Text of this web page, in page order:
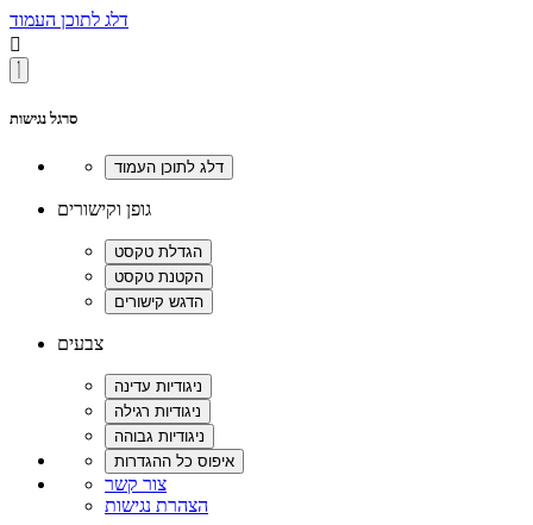
דלג לתוכן העמוד

סרגל נגישות
גופן וקישורים
צבעים
צור קשר
הצהרת נגישות